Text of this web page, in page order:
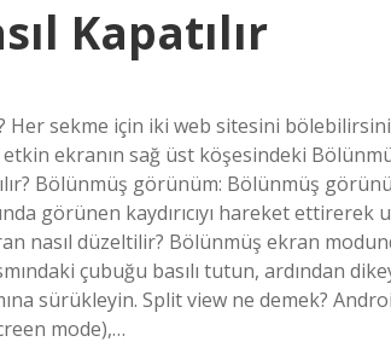
Kapatılır
Her sekme için iki web sitesini
ekranın sağ üst köşesindeki
Bölünmüş görünüm: Bölünmüş
görünen kaydırıcıyı hareket ettirerek
nasıl düzeltilir? Bölünmüş ekran
çubuğu basılı tutun, ardından
sürükleyin. Split view ne demek?
mode),…